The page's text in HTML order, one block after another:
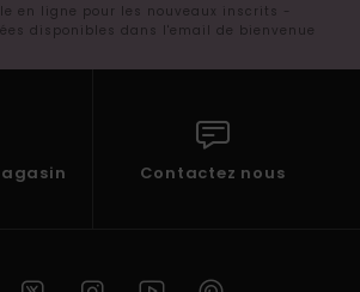
en ligne pour les nouveaux inscrits -
disponibles dans l'email de bienvenue
Contactez nous